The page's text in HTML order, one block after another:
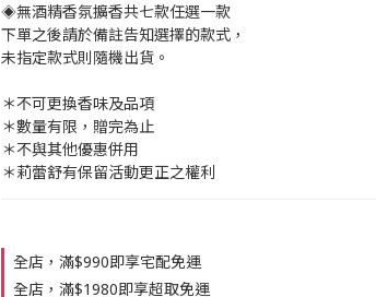
◈無酒精香氛擴香共七款任選一款
下單之後請於備註告知選擇的款式，
未指定款式則隨機出貨。
＊不可更換香味及品項
＊數量有限，贈完為止
＊不與其他優惠併用
＊莉蕾舒有保留活動更正之權利
全店，滿$990即享宅配免運
全店，滿$1980即享超取免運